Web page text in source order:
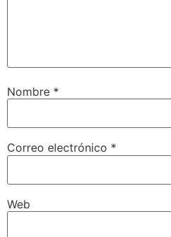
Nombre *
Correo electrónico *
Web